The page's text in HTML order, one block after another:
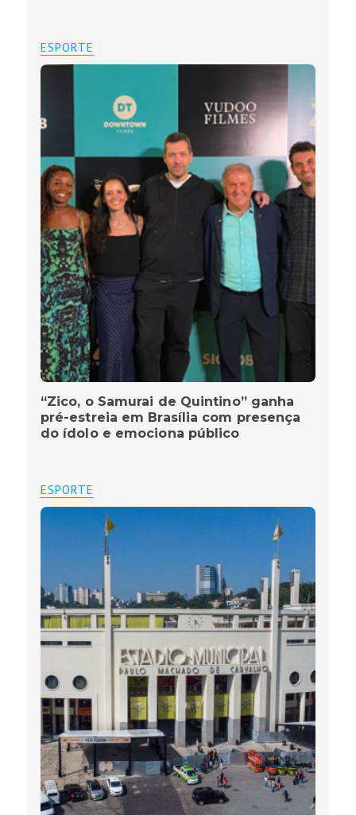
ESPORTE
“Zico, o Samurai de Quintino” ganha
pré-estreia em Brasília com presença
do ídolo e emociona público
ESPORTE